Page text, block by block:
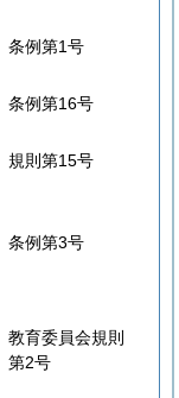
条例第1号
条例第16号
規則第15号
条例第3号
教育委員会規則
第2号